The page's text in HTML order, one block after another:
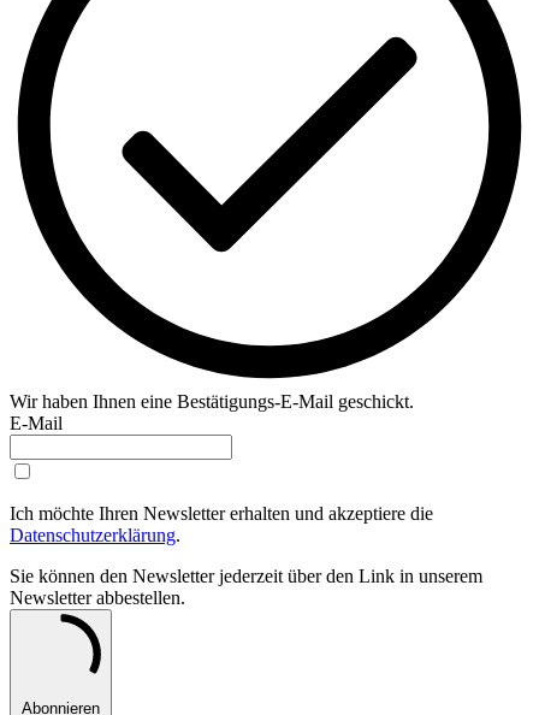
Wir haben Ihnen eine Bestätigungs-E-Mail geschickt.
E-Mail
Ich möchte Ihren Newsletter erhalten und akzeptiere die
Datenschutzerklärung.
Sie können den Newsletter jederzeit über den Link in unserem
Newsletter abbestellen.
Abonnieren